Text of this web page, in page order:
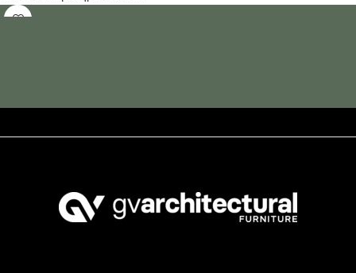
διακόσμηση δωματίου χωρίς